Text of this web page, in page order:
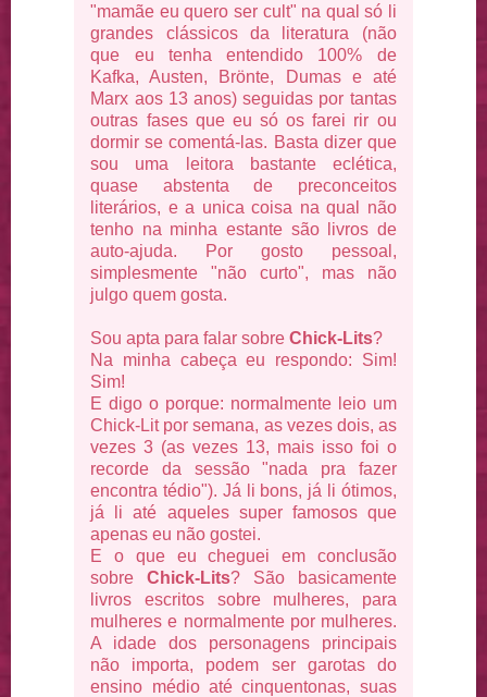
"mamãe eu quero ser cult" na qual só li
grandes clássicos da literatura (não
que eu tenha entendido 100% de
Kafka, Austen, Brönte, Dumas e até
Marx aos 13 anos) seguidas por tantas
outras fases que eu só os farei rir ou
dormir se comentá-las. Basta dizer que
sou uma leitora bastante eclética,
quase abstenta de preconceitos
literários, e a unica coisa na qual não
tenho na minha estante são livros de
auto-ajuda. Por gosto pessoal,
simplesmente "não curto", mas não
julgo quem gosta.
Sou apta para falar sobreChick-Lits?
Na minha cabeça eu respondo: Sim!
Sim!
E digo o porque: normalmente leio um
Chick-Lit por semana, as vezes dois, as
vezes 3 (as vezes 13, mais isso foi o
recorde da sessão "nada pra fazer
encontra tédio"). Já li bons, já li ótimos,
já li até aqueles super famosos que
apenas eu não gostei.
E o que eu cheguei em conclusão
sobreChick-Lits? São basicamente
livros escritos sobre mulheres, para
mulheres e normalmente por mulheres.
A idade dos personagens principais
não importa, podem ser garotas do
ensino médio até cinquentonas, suas